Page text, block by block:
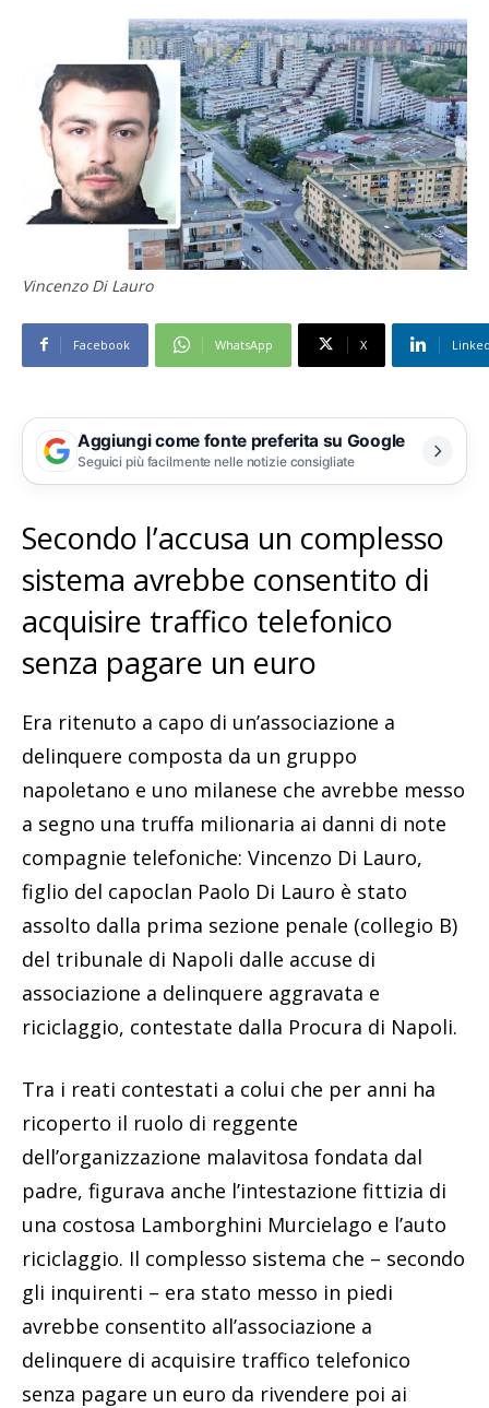
Vincenzo Di Lauro
Facebook WhatsApp X
Aggiungi come fonte preferita su Google
Seguici più facilmente nelle notizie consigliate
Secondo l’accusa un complesso
sistema avrebbe consentito di
acquisire traffico telefonico
senza pagare un euro
Era ritenuto a capo di un’associazione a
delinquere composta da un gruppo
napoletano e uno milanese che avrebbe messo
a segno una truffa milionaria ai danni di note
compagnie telefoniche: Vincenzo Di Lauro,
figlio del capoclan Paolo Di Lauro è stato
assolto dalla prima sezione penale (collegio B)
del tribunale di Napoli dalle accuse di
associazione a delinquere aggravata e
riciclaggio, contestate dalla Procura di Napoli.
Tra i reati contestati a colui che per anni ha
ricoperto il ruolo di reggente
dell’organizzazione malavitosa fondata dal
padre, figurava anche l’intestazione fittizia di
una costosa Lamborghini Murcielago e l’auto
riciclaggio. Il complesso sistema che – secondo
gli inquirenti – era stato messo in piedi
avrebbe consentito all’associazione a
delinquere di acquisire traffico telefonico
senza pagare un euro da rivendere poi ai